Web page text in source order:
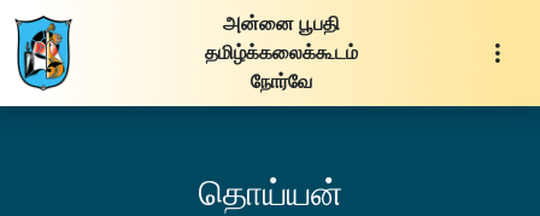
அன்னை பூபதி
தமிழ்க்கலைக்கூடம்
நோர்வே
தொய்யன்